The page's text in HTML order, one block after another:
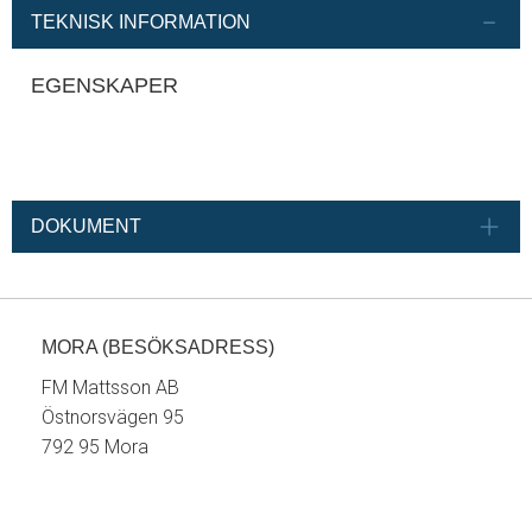
TEKNISK INFORMATION
EGENSKAPER
DOKUMENT
MORA (BESÖKSADRESS)
FM Mattsson AB
Östnorsvägen 95
792 95 Mora